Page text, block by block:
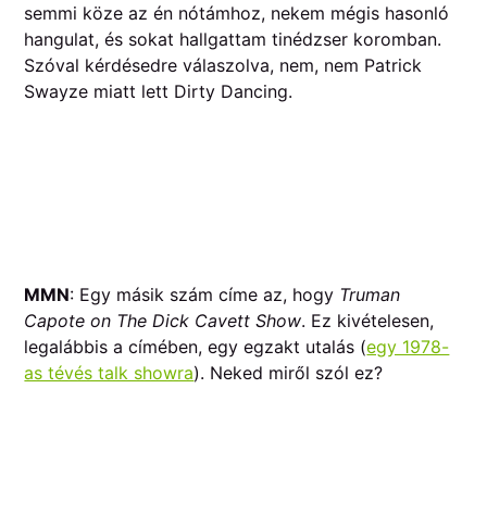
semmi köze az én nótámhoz, nekem mégis hasonló
hangulat, és sokat hallgattam tinédzser koromban.
Szóval kérdésedre válaszolva, nem, nem Patrick
Swayze miatt lett Dirty Dancing.
MMN: Egy másik szám címe az, hogy Truman
Capote on The Dick Cavett Show. Ez kivételesen,
legalábbis a címében, egy egzakt utalás (egy 1978-
as tévés talk showra). Neked miről szól ez?